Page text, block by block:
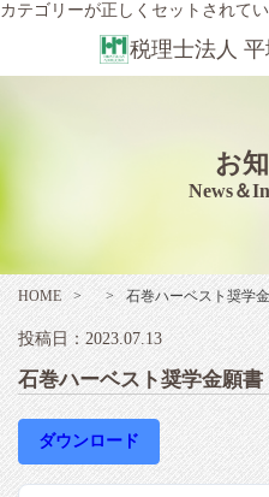
カテゴリーが正しくセットされて
税理士法人
お
News＆
HOME > > 石巻ハーベスト奨学
投稿日：2023.07.13
石巻ハーベスト奨学金願書
ダウンロード